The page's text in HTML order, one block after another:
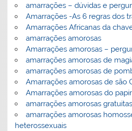
amarrações – dúvidas e
Amarrações -As 6 regras dos
Amarrações Africanas da
amarrações amorosas
Amarrações amorosas –
amarrações amorosas de
amarrações amorosas de
Amarrações amorosas de são
Amarrações amorosas do
amarrações amorosas gratuitas
amarrações amorosas
heterossexuais